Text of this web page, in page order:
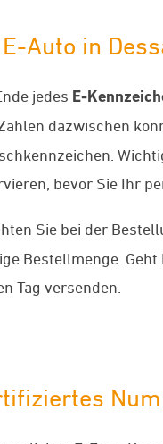
Auto in
jedes E-
dazwischen
bevor Sie Ihr
Sie bei der
Bestellmenge.
Tag versenden.